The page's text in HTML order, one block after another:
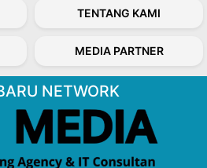
TENTANG KAMI
MEDIA PARTNER
NETWORK